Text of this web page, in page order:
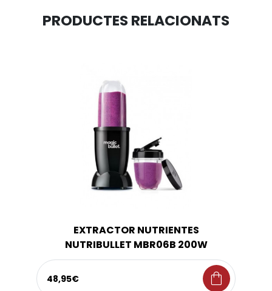
PRODUCTES RELACIONATS
EXTRACTOR NUTRIENTES
NUTRIBULLET MBR06B 200W
48,95€ shopping_bag